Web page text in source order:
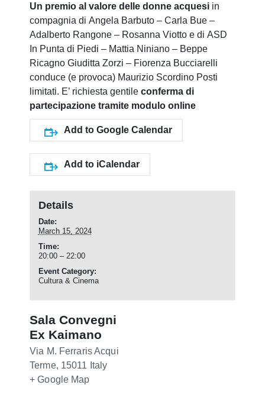
Un premio al valore delle donne acquesi in
compagnia di Angela Barbuto – Carla Bue –
Adalberto Rangone – Rosanna Viotto e di ASD
In Punta di Piedi – Mattia Niniano – Beppe
Ricagno Giuditta Zorzi – Fiorenza Bucciarelli
conduce (e provoca) Maurizio Scordino Posti
limitati. E’ richiesta gentile conferma di
partecipazione tramite modulo online
Add to Google Calendar
Add to iCalendar
Details
Date:
March 15, 2024
Time:
20:00 – 22:00
Event Category:
Cultura & Cinema
Sala Convegni
Ex Kaimano
Via M. FerrarisAcqui
Terme, 15011 Italy
+ Google Map